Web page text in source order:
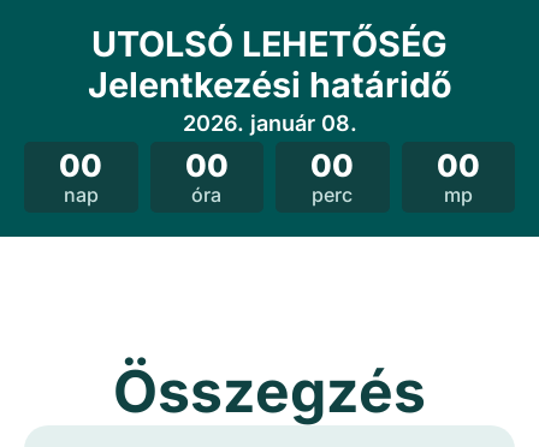
UTOLSÓ LEHETŐSÉG
Jelentkezési határidő
2026. január 08.
00
nap
00
óra
00
perc
00
mp
Összegzés